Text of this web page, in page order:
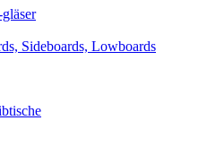
Sideboards, Lowboards